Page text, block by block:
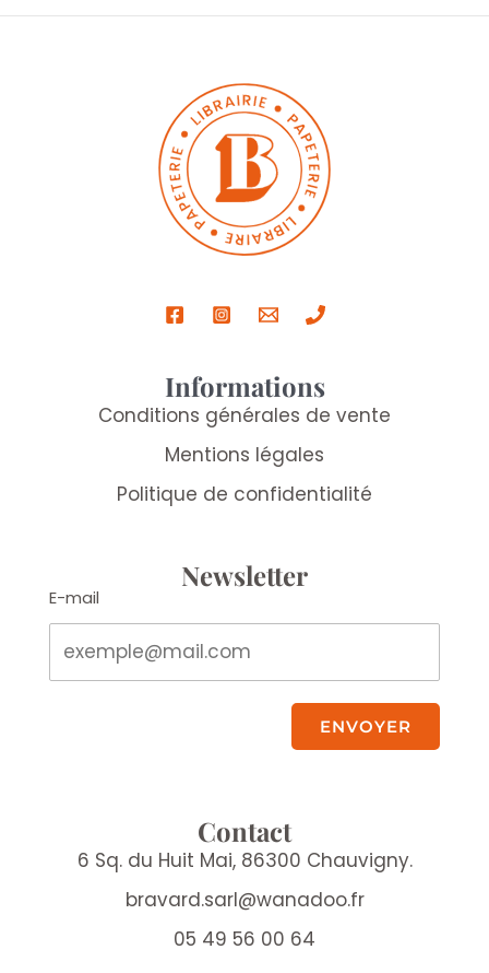
Informations
Conditions générales de vente
Mentions légales
Politique de confidentialité
Newsletter
E-mail
ENVOYER
Contact
6 Sq. du Huit Mai, 86300 Chauvigny.
bravard.sarl@wanadoo.fr
05 49 56 00 64